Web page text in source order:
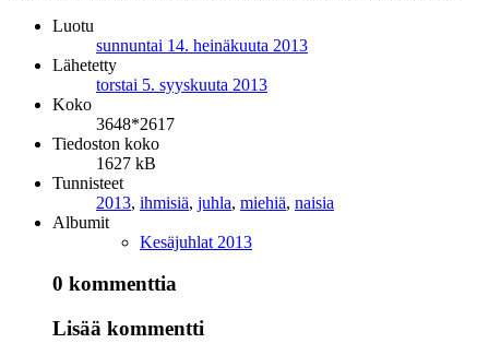
Luotu
sunnuntai 14. heinäkuuta 2013
Lähetetty
torstai 5. syyskuuta 2013
Koko
3648*2617
Tiedoston koko
1627 kB
Tunnisteet
2013, ihmisiä, juhla, miehiä, naisia
Albumit
Kesäjuhlat 2013
0 kommenttia
Lisää kommentti